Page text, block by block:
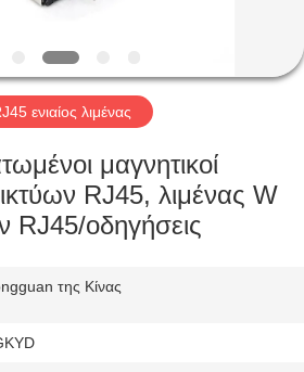
ενιαίος λιμένας
μαγνητικοί
RJ45, λιμένας W
RJ45/οδηγήσεις
της Κίνας